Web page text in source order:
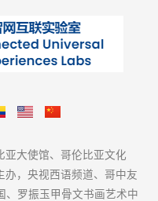
大使馆、哥伦比亚文化
办，央视西语频道、哥中友
、罗振玉甲骨文书画艺术中